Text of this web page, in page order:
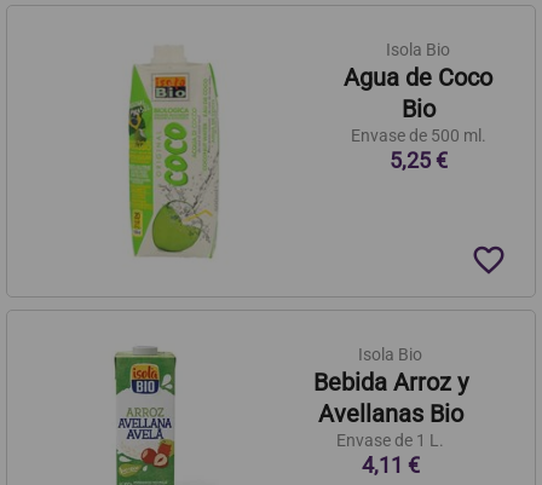
Isola Bio
Agua de Coco
Bio
Envase de 500 ml.
5,25 €
favorite_border
Isola Bio
Bebida Arroz y
Avellanas Bio
Envase de 1 L.
4,11 €